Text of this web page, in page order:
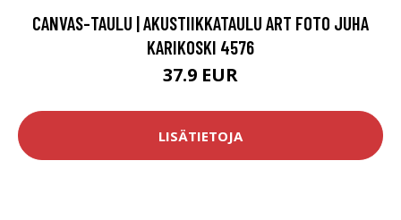
CANVAS-TAULU | AKUSTIIKKATAULU ART FOTO JUHA
KARIKOSKI 4576
37.9 EUR
LISÄTIETOJA